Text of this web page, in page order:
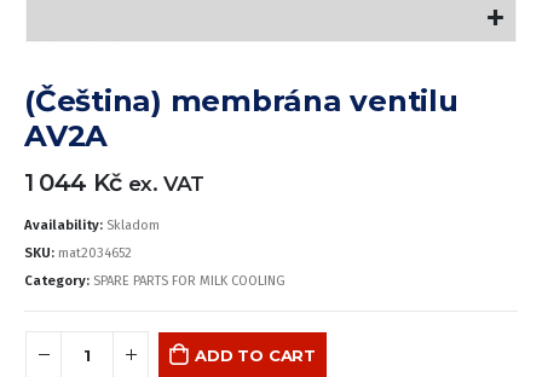
(Čeština) membrána ventilu
AV2A
1 044 Kč ex. VAT
Availability: Skladom
SKU: mat2034652
Category: SPARE PARTS FOR MILK COOLING
ADD TO CART